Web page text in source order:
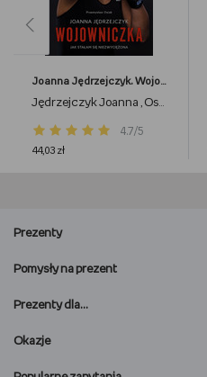
Joanna Jędrzejczyk. Wojowniczka
Jędrzejczyk Joanna , Osiak Przemysław
4.7/5
44,03 zł
Prezenty
Pomysły na prezent
Prezenty dla…
Okazje